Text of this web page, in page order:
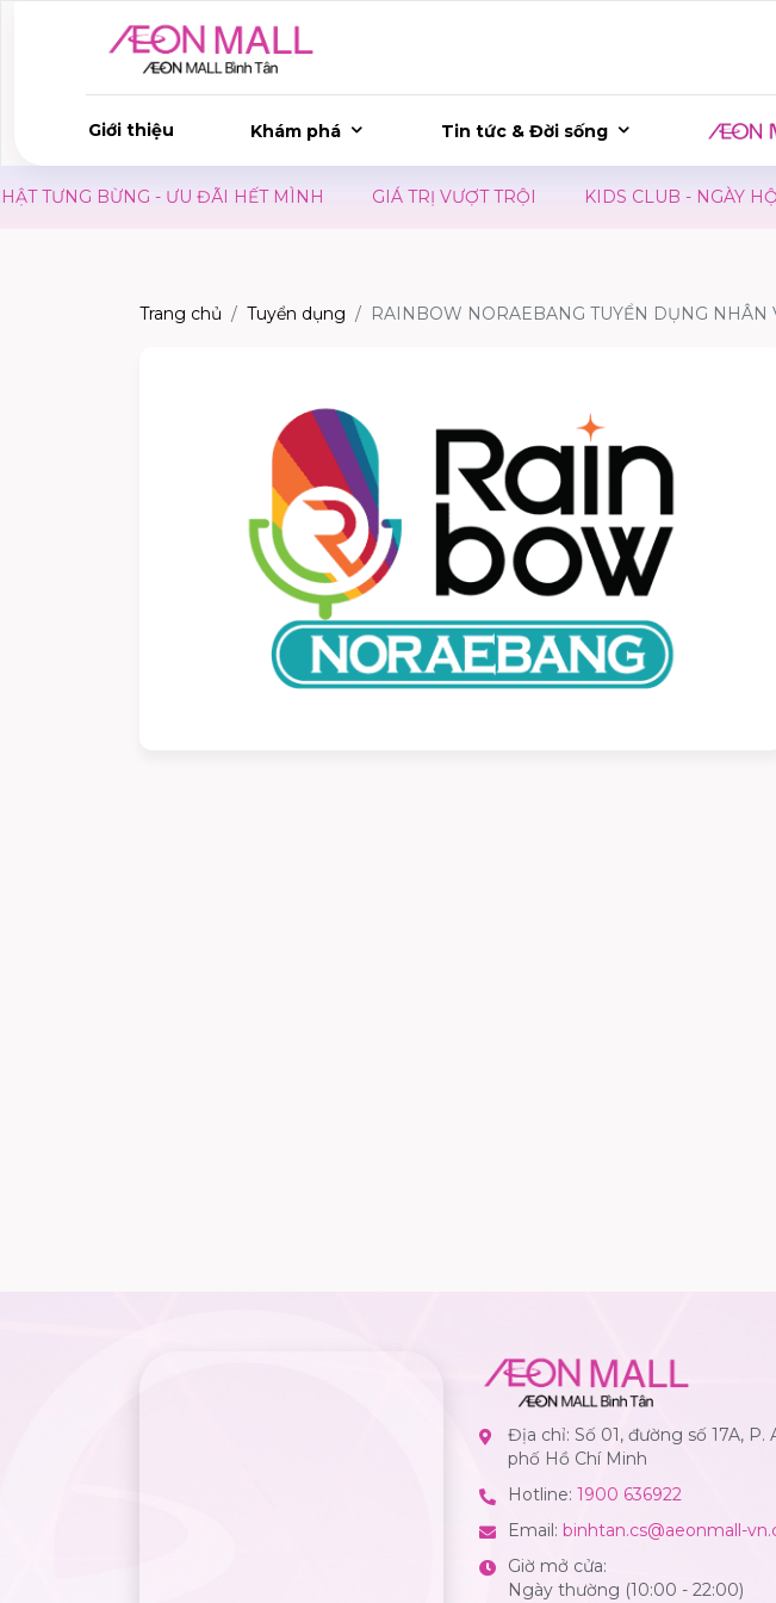
Giới thiệu Khám phá Tin tức & Đời sống
BỪNG - ƯU ĐÃI HẾT MÌNH GIÁ TRỊ VƯỢT TRỘI KIDS CLUB - NGÀY HỘI
Trang chủ Tuyển dụng RAINBOW NORAEBANG TUYỂN DỤNG NHÂN
Địa chỉ: Số 01, đường số 17A, P.
phố Hồ Chí Minh
Hotline: 1900 636922
Email: binhtan.cs@aeonmall-
Giờ mở cửa:
Ngày thường (10:00 - 22:00)